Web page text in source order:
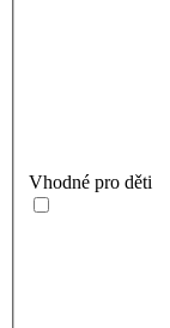
Vhodné pro děti